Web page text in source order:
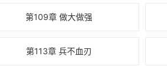
第109章 做大做强
第113章 兵不血刃